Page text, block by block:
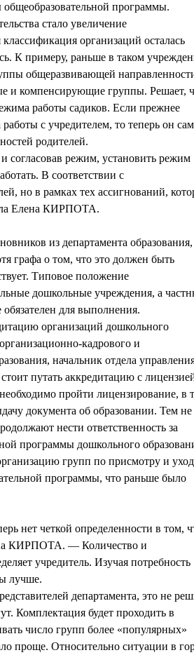
программы.
стало увеличение
организаций осталась
К примеру, раньше в таком
общеразвивающей
и компенсирующие группы. Решает,
работы садиков. Если прежнее
с учредителем, то теперь он сам
родителей.
согласовав режим, установить режим
В соответствии с
но в рамках тех ассигнований,
Елена КИРПОТА.
из департамента образования,
графа о том, что это должен быть
Типовое положение
дошкольные учреждения, а
для выполнения.
организаций дошкольного
кадрового и
начальник отдела
путать аккредитацию с
пройти лицензирование, в
документа об образовании. Тем не
нести ответственность за
программы дошкольного
групп по присмотру и
программы, что раньше было
нет четкой определенности в том,
КИРПОТА. — Количество и
учредитель. Изучая потребность
лучше.
департамента, это не
Комплектация будет проходить в
число групп более «популярных»
проще. Относительно ситуации в